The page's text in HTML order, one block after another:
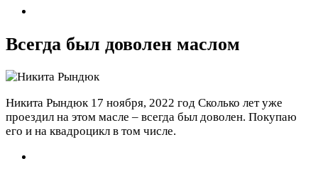
Всегда был доволен маслом
Никита Рындюк 17 ноября, 2022 год Сколько лет уже
проездил на этом масле – всегда был доволен. Покупаю
его и на квадроцикл в том числе.